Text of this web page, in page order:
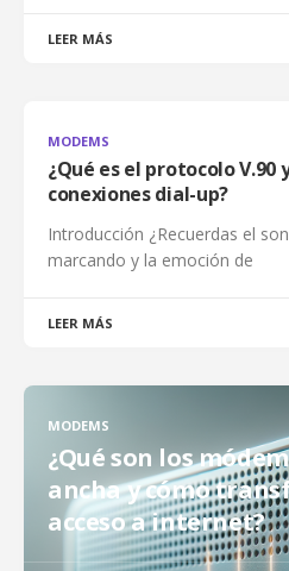
LEER MÁS
MODEMS
¿Qué es el protocolo
conexiones dial-up?
Introducción ¿Recuerdas el
marcando y la emoción de
LEER MÁS
MODEMS
¿Qué son los
ancha y cómo
acceso a internet?